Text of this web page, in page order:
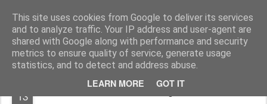
This site uses cookies from Google to deliver its services
and to analyze traffic. Your IP address and user-agent are
shared with Google along with performance and security
metrics to ensure quality of service, generate usage
statistics, and to detect and address abuse.
LEARN MORE GOT IT
Geopalavras
canal800 clique ZapCanal
13 O vento e a sensação de frio.